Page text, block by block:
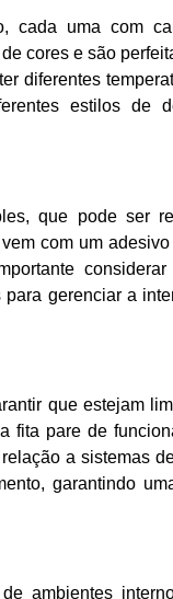
cada uma com
cores e são
diferentes
estilos de
que pode ser
com um
gerenciar a
que estejam
fita pare de
a sistemas
garantindo
ambientes